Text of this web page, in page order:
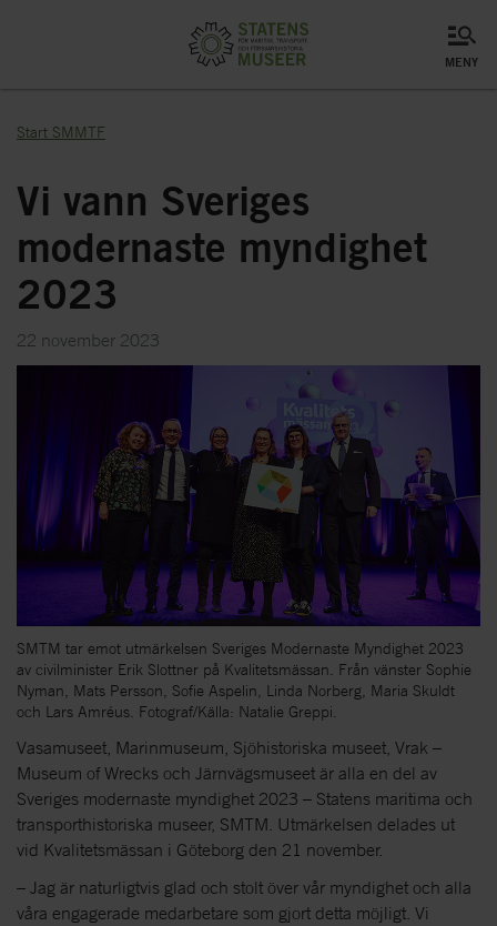
meny
Start SMMTF
Vi vann Sveriges
modernaste myndighet
2023
22 november 2023
SMTM tar emot utmärkelsen Sveriges Modernaste Myndighet 2023
av civilminister Erik Slottner på Kvalitetsmässan. Från vänster Sophie
Nyman, Mats Persson, Sofie Aspelin, Linda Norberg, Maria Skuldt
och Lars Amréus. Fotograf/Källa: Natalie Greppi.
Vasamuseet, Marinmuseum, Sjöhistoriska museet, Vrak –
Museum of Wrecks och Järnvägsmuseet är alla en del av
Sveriges modernaste myndighet 2023 – Statens maritima och
transporthistoriska museer, SMTM. Utmärkelsen delades ut
vid Kvalitetsmässan i Göteborg den 21 november.
– Jag är naturligtvis glad och stolt över vår myndighet och alla
våra engagerade medarbetare som gjort detta möjligt. Vi